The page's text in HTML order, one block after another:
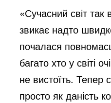
«Сучасний світ
звикає надто
почалася
багато хто у світі
не вистоїть.
просто як даність